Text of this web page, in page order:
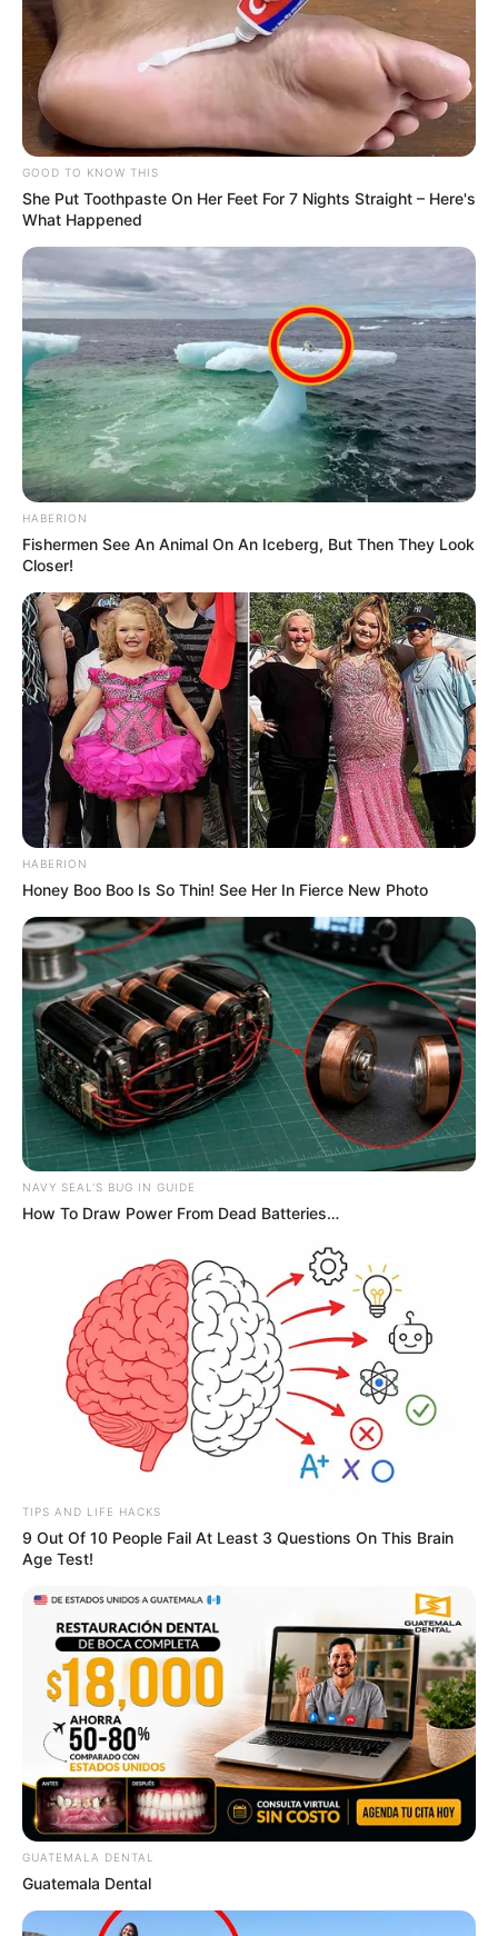
GOOD TO KNOW THIS
She Put Toothpaste On Her Feet For 7 Nights Straight – Here's
What Happened
HABERION
Fishermen See An Animal On An Iceberg, But Then They Look
Closer!
HABERION
Honey Boo Boo Is So Thin! See Her In Fierce New Photo
NAVY SEAL'S BUG IN GUIDE
How To Draw Power From Dead Batteries…
TIPS AND LIFE HACKS
9 Out Of 10 People Fail At Least 3 Questions On This Brain
Age Test!
GUATEMALA DENTAL
Guatemala Dental